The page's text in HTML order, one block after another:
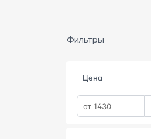
Фильтры
Цена